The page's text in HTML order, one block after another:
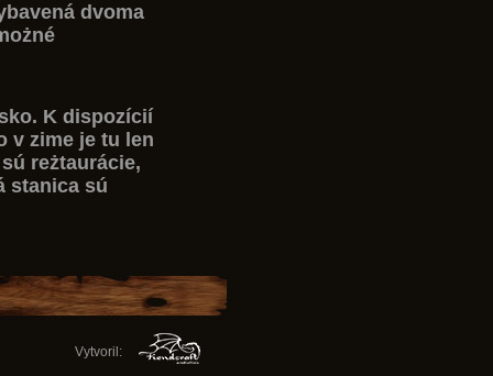
dvoma
K dispozícií
v zime je tu len
reżtaurácie,
stanica sú
Vytvoril: